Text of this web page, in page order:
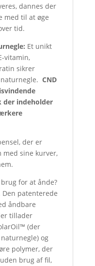
dannes der
med til at øge
tid.
Et unikt
vitamin,
sikrer
CND
der indeholder
der er
med sine kurver,
for at ånde?
patenterede
åndbare
tillader
(der
og
polymer, der
brug af fil,